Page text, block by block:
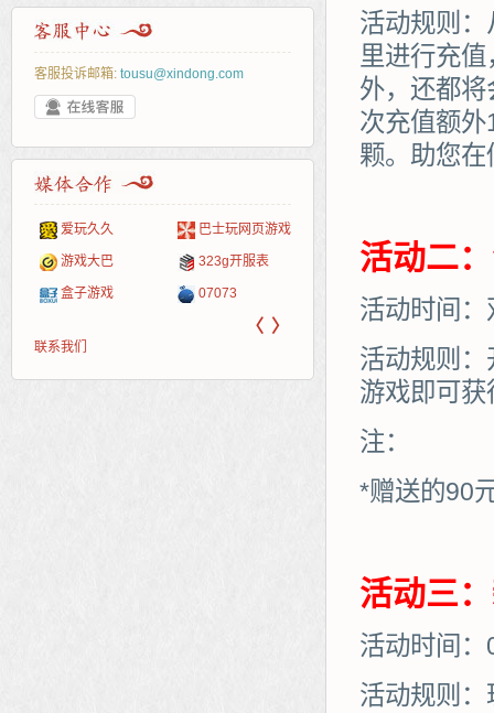
客服投诉邮箱: tousu@xindong.com
爱玩久久 巴士玩网页游戏
游戏大巴 323g开服表
盒子游戏 07073
腾讯游戏 新浪
新浪页游
pcgame 中华网
游侠网页游戏 40407
5617网游网
斗蟹网页游戏 游戏
4q5q游戏
〈 〉
联系我们
活动规则
里进行充
外，还都将
次充值额
颗。助您
活动二
活动时间
活动规则
游戏即可
注：
*赠送的90
活动三
活动时间
活动规则